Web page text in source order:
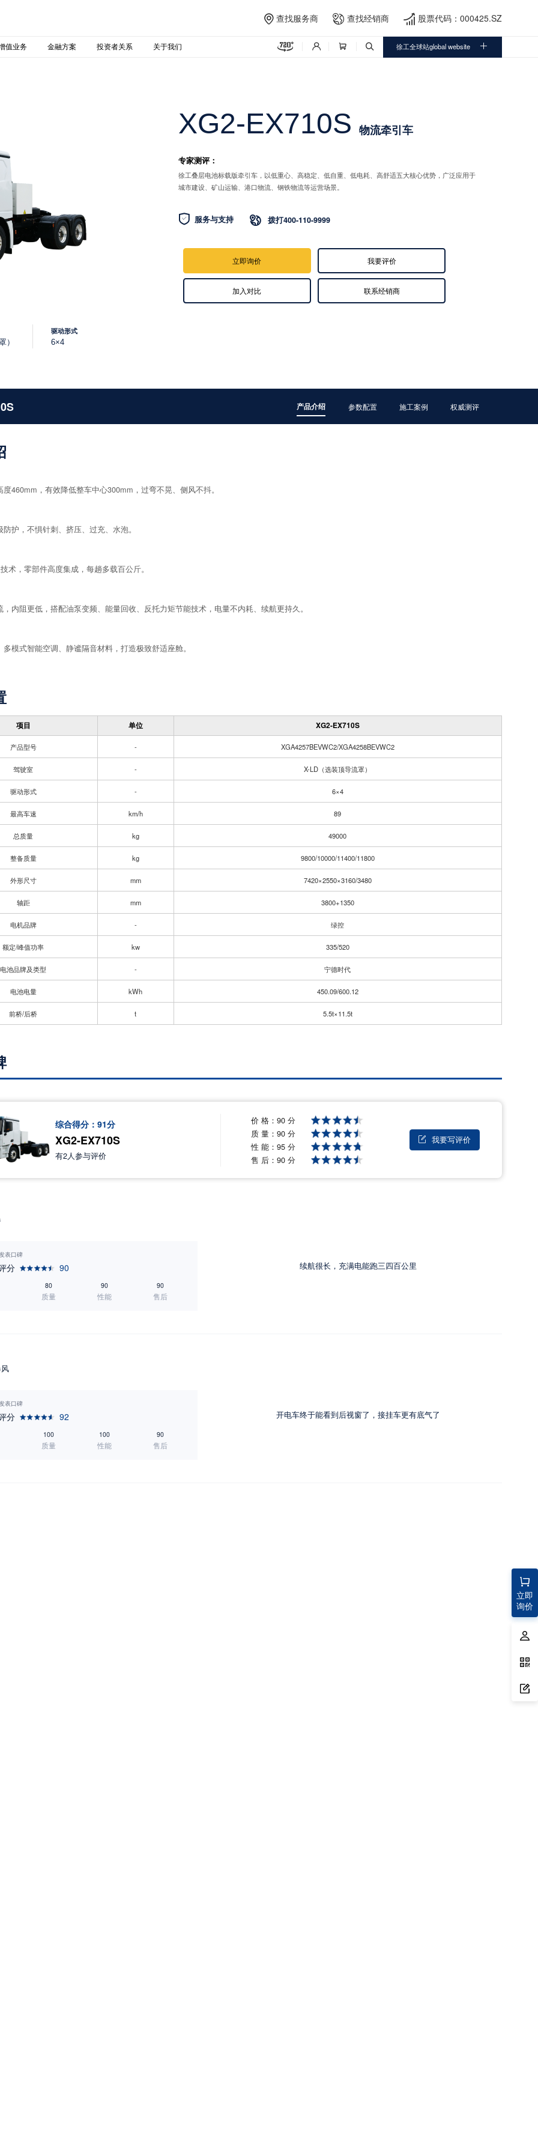
 查找服务商  查找经销商  股票代码：000425.SZ
值业务 金融方案 投资者关系 关于我们     徐工全球站global website 
）
驱动形式
6×4
XG2-EX710S 物流牵引车
专家测评：
徐工叠层电池标载版牵引车，以低重心、高稳定、低自重、低电耗、高舒适五大核心优势，广泛应用于
城市建设、矿山运输、港口物流、钢铁物流等运营场景。
 服务与支持  拨打400-110-9999
立即询价 我要评价
加入对比 联系经销商
产品介绍 参数配置 施工案例 权威测评
460mm，有效降低整车中心300mm，过弯不晃、侧风不抖。
护，不惧针刺、挤压、过充、水泡。
术，零部件高度集成，每趟多载百公斤。
内阻更低，搭配油泵变频、能量回收、反托力矩节能技术，电量不内耗、续航更持久。
模式智能空调、静谧隔音材料，打造极致舒适座舱。
项目 单位 XG2-EX710S
产品型号 - XGA4257BEVWC2/XGA4258BEVWC2
驾驶室 - X-LD（选装顶导流罩）
驱动形式 - 6×4
最高车速 km/h 89
总质量 kg 49000
整备质量 kg 9800/10000/11400/11800
外形尺寸 mm 7420×2550×3160/3480
轴距 mm 3800+1350
电机品牌 - 绿控
额定/峰值功率 kw 335/520
电池品牌及类型 - 宁德时代
电池电量 kWh 450.09/600.12
前桥/后桥 t 5.5t×11.5t
综合得分：91分
XG2-EX710S
有2人参与评价
价 格：90 分
质 量：90 分
性 能：95 分
售 后：90 分
 我要写评价
表口碑
分 90
80
质量
90
性能
90
售后
续航很长，充满电能跑三四百公里
表口碑
分 92
100
质量
100
性能
90
售后
开电车终于能看到后视窗了，接挂车更有底气了
立即
询价